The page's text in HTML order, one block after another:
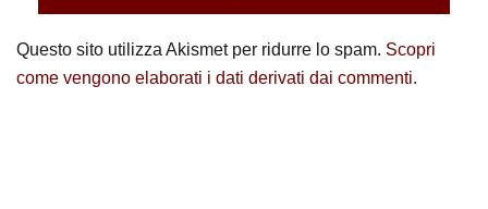
Questo sito utilizza Akismet per ridurre lo spam. Scopri
come vengono elaborati i dati derivati dai commenti.